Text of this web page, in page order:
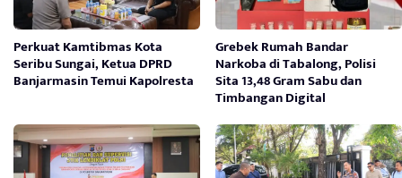
Perkuat Kamtibmas Kota
Seribu Sungai, Ketua DPRD
Banjarmasin Temui Kapolresta
Grebek Rumah Bandar
Narkoba di Tabalong, Polisi
Sita 13,48 Gram Sabu dan
Timbangan Digital